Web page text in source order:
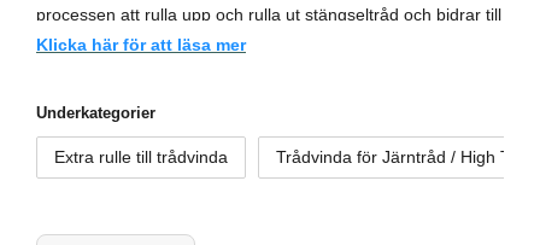
processen att rulla upp och rulla ut stängseltråd och bidrar till
att förebygga skador på tråden och risken för olyckor.
Vi erbjuder ett brett sortiment av trådvindor i olika storlekar
och material, vilket gör att du kan hitta den perfekta
trådvindan för dina specifika behov. Oavsett om du behöver
Klicka här för att läsa mer
Underkategorier
Extra rulle till trådvinda Trådvinda för Järntråd / High